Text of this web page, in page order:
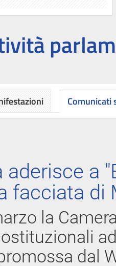
Comunicati
aderisce a
facciata di
la
dal